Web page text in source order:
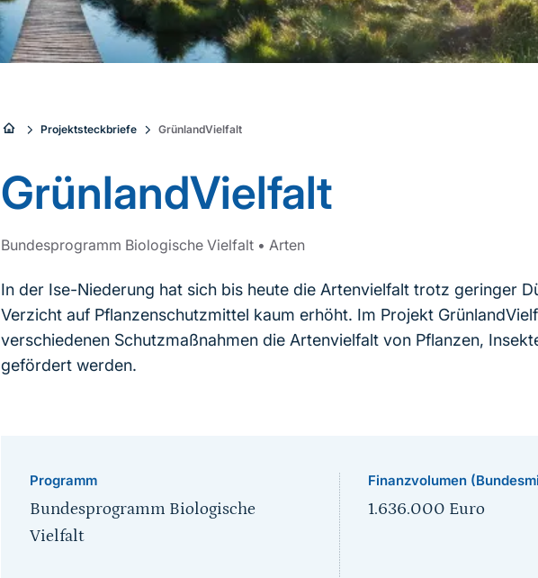
Sie
sind
hier:
Projektsteckbriefe GrünlandVielfalt
GrünlandVielfalt
Bundesprogramm Biologische Vielfalt • Arten
In der Ise-Niederung hat sich bis heute die Artenvielfalt trotz geringer
Verzicht auf Pflanzenschutzmittel kaum erhöht. Im Projekt
verschiedenen Schutzmaßnahmen die Artenvielfalt von Pflanzen,
gefördert werden.
Programm
Bundesprogramm Biologische
Vielfalt
Finanzvolumen
1.636.000 Euro